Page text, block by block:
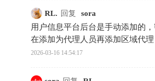
RL. 回复 sora
用户信息平台后台是手动添加的
在添加为代理人员再添加区域代
2026-03-16 14:54:17